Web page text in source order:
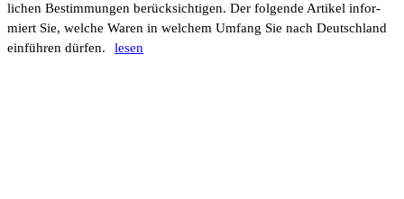
li­chen Bestim­mungen berück­sich­tigen. Der folgende Artikel infor­
miert Sie, welche Waren in welchem Umfang Sie nach Deutsch­land
einführen dürfen.
lesen